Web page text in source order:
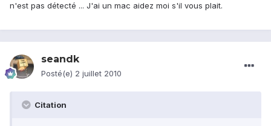
n'est pas détecté ... J'ai un mac aidez moi s'il vous plait.
seandk
Posté(e) 2 juillet 2010
Citation